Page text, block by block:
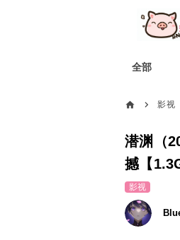
全部
home chevron_right 影视
潜渊（
撼【
影视